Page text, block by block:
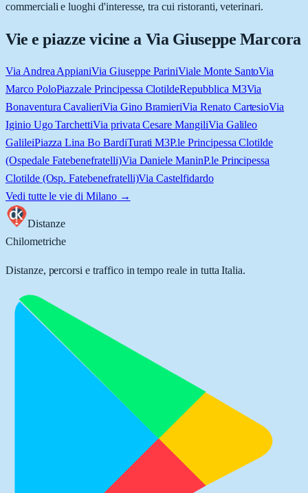
commerciali e luoghi d'interesse, tra cui ristoranti, veterinari.
Vie e piazze vicine a Via Giuseppe Marcora
Via Andrea AppianiVia Giuseppe PariniViale Monte SantoVia
Marco PoloPiazzale Principessa ClotildeRepubblica M3Via
Bonaventura CavalieriVia Gino BramieriVia Renato CartesioVia
Iginio Ugo TarchettiVia privata Cesare MangiliVia Galileo
GalileiPiazza Lina Bo BardiTurati M3P.le Principessa Clotilde
(Ospedale Fatebenefratelli)Via Daniele ManinP.le Principessa
Clotilde (Osp. Fatebenefratelli)Via Castelfidardo
Vedi tutte le vie di Milano→
Distanze
Chilometriche
Distanze, percorsi e traffico in tempo reale in tutta Italia.